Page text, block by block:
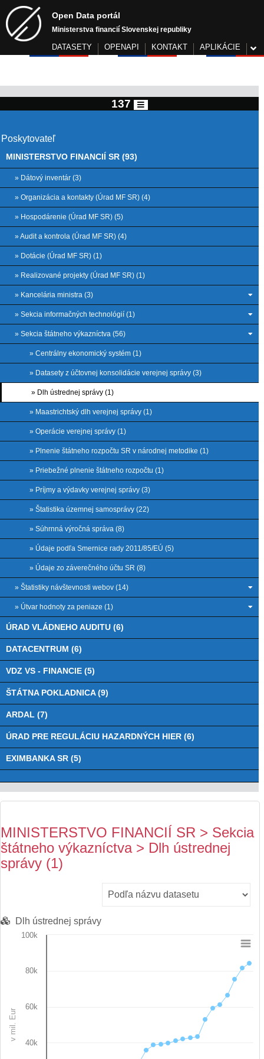
Open Data portál
Ministerstva financií Slovenskej republiky
DATASETY OPENAPI KONTAKT APLIKÁCIE
137
Poskytovateľ
MINISTERSTVO FINANCIÍ SR (93)
» Dátový inventár (3)
» Organizácia a kontakty (Úrad MF SR) (4)
» Hospodárenie (Úrad MF SR) (5)
» Audit a kontrola (Úrad MF SR) (4)
» Dotácie (Úrad MF SR) (1)
» Realizované projekty (Úrad MF SR) (1)
» Kancelária ministra (3)
» Sekcia informačných technológií (1)
» Sekcia štátneho výkazníctva (56)
» Centrálny ekonomický systém (1)
» Datasety z účtovnej konsolidácie verejnej správy (3)
» Dlh ústrednej správy (1)
» Maastrichtský dlh verejnej správy (1)
» Operácie verejnej správy (1)
» Plnenie štátneho rozpočtu SR v národnej metodike (1)
» Priebežné plnenie štátneho rozpočtu (1)
» Príjmy a výdavky verejnej správy (3)
» Štatistika územnej samosprávy (22)
» Súhrnná výročná správa (8)
» Údaje podľa Smernice rady 2011/85/EÚ (5)
» Údaje zo záverečného účtu SR (8)
» Štatistiky návštevnosti webov (14)
» Útvar hodnoty za peniaze (1)
ÚRAD VLÁDNEHO AUDITU (6)
DATACENTRUM (6)
VDZ VS - FINANCIE (5)
ŠTÁTNA POKLADNICA (9)
ARDAL (7)
ÚRAD PRE REGULÁCIU HAZARDNÝCH HIER (6)
EXIMBANKA SR (5)
MINISTERSTVO FINANCIÍ SR > Sekcia
štátneho výkazníctva > Dlh ústrednej
správy (1)
Dlh ústrednej správy
Line chart with 28 data points.
The chart has 1 Y axis displaying v mil. Eur. Data ranges from
v mil. Eur
40k
60k
80k
100k